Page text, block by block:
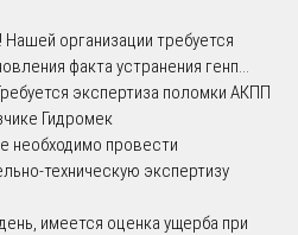
организации требуется
факта устранения генп...
экспертиза поломки АКПП
Гидромек
необходимо провести
техническую экспертизу
имеется оценка ущерба при